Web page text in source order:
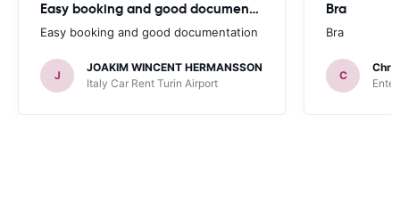
Easy booking and good documentation
Easy booking and good documentation
J
JOAKIM WINCENT HERMANSSON
Italy Car Rent Turin Airport
Bra
Bra
C